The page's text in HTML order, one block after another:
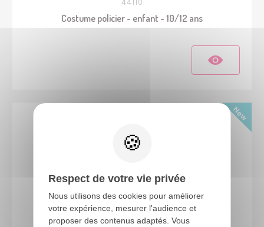
44110
Costume policier - enfant - 10/12 ans
Respect de votre vie privée
Nous utilisons des cookies pour améliorer
votre expérience, mesurer l'audience et
proposer des contenus adaptés. Vous